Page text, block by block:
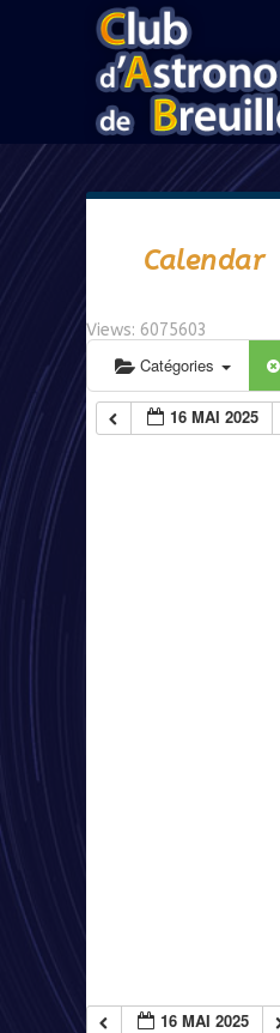
Calendar
Views: 6075603
Catégories
16 MAI 2025
16 MAI 2025